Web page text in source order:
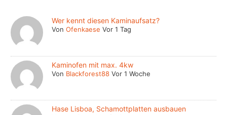
Wer kennt diesen Kaminaufsatz?
VonOfenkaese Vor 1 Tag
Kaminofen mit max. 4kw
Von Blackforest88 Vor 1 Woche
Hase Lisboa, Schamottplatten ausbauen